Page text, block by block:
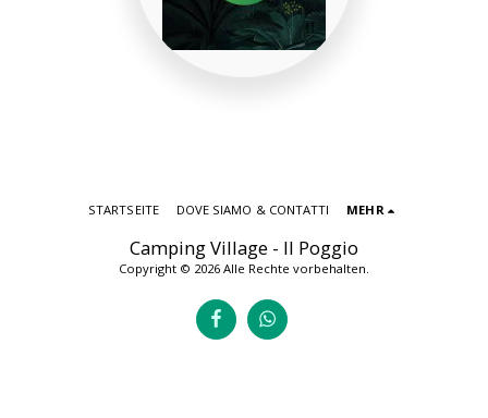
Camping Village - Il Poggio
Copyright © 2026 Alle Rechte vorbehalten.
STARTSEITE DOVE SIAMO & CONTATTI MEHR